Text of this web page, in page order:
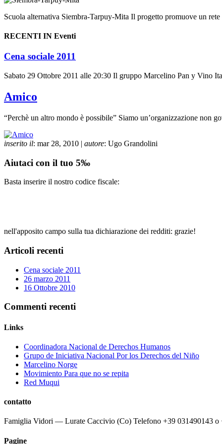
Scuola alternativa Siembra-Tarpuy-Mita Il progetto promuove un
RECENTI IN Eventi
Cena sociale 2011
Sabato 29 Ottobre 2011 alle 20:30 Il gruppo Marcelino Pan y Vino
Amico
“Perchè un altro mondo è possibile” Siamo un’organizzazione non
inserito il: mar 28, 2010 | autore: Ugo Grandolini
Aiutaci con il tuo 5‰
Basta inserire il nostro codice fiscale:
nell'apposito campo sulla tua dichiarazione dei redditi: grazie!
Articoli recenti
Cena sociale 2011
26 marzo 2011
16 Ottobre 2010
Commenti recenti
Links
Coordinadora Nacional de Derechos Humanos
Grupo de Iniciativa Nacional Por los Derechos del Niño
Marcelino Norge
Movimiento Para que no se repita
Red Muqui
contatto
Famiglia Vidori — Lurate Caccivio (Co) Telefono +39 031490143 o
Pagine